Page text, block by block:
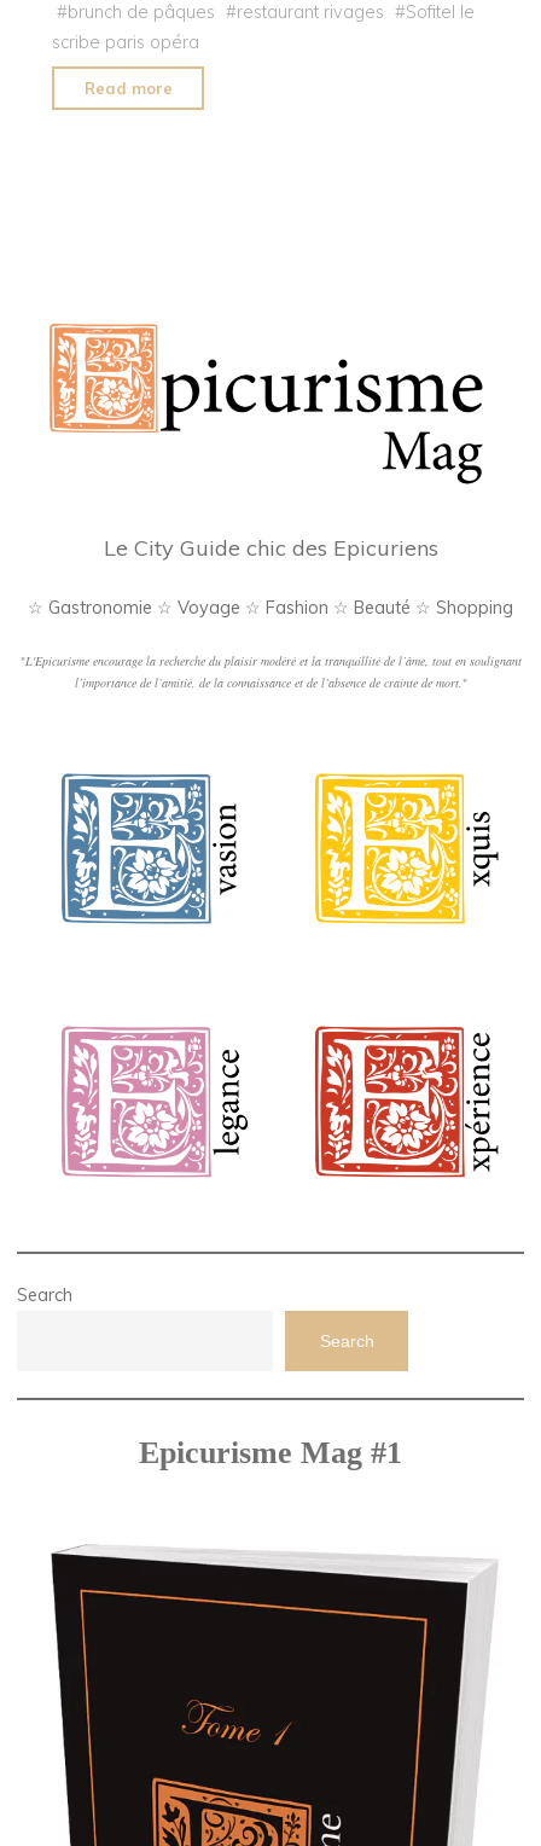
#brunch de pâques #restaurant rivages #Sofitel le
scribe paris opéra
Read more
Le City Guide chic des Epicuriens
☆ Gastronomie ☆ Voyage ☆ Fashion ☆ Beauté ☆ Shopping
"L'Epicurisme encourage la recherche du plaisir modéré et la tranquillité de l’âme, tout en soulignant
l’importance de l’amitié, de la connaissance et de l’absence de crainte de mort."
Search
Search
Epicurisme Mag #1